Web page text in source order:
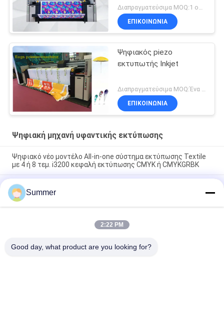
υφαντικής εκτύπωσης
Inkjet για να κυλήσει τον
τύπο
Διαπραγματεύσιμα MOQ:1 ομάδα
ΕΠΙΚΟΙΝΩΝΙΑ
Ψηφιακός piezo
εκτυπωτής Inkjet
ΕΠΙΚΟΙΝΩΝΙΑ
Ψηφιακή μηχανή υφαντικής εκτύπωσης
Ψηφιακό νέο μοντέλο All-in-one σύστημα εκτύπωσης Textile
με 4 ή 8 τεμ. i3200 κεφαλή εκτύπωσης CMYK ή CMYKGRBK
Shanghai SAER COLOR 4 color or 8 color Digital Textile Printing
System 3200mm Large Format Fabric Plotter (Σύστημα
εκτύπωσης ψηφιακών υφασμάτων)
Όλα σε ένα πολυεστέρα ψηφιακό εκτυπωτή υπολίμανση
εκτυπωτή άμεση ύφασμα εργοστάσιο προμήθειες 3,2m
Summer
2:22 PM
Good day, what product are you looking for?